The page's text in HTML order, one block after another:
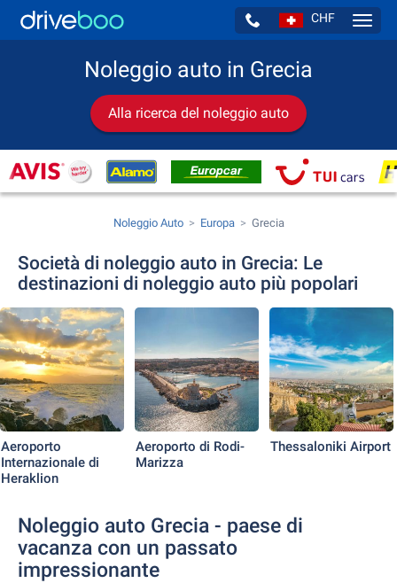
CHF
Noleggio auto in Grecia
Alla ricerca del noleggio auto
Noleggio Auto Europa Grecia
Società di noleggio auto in Grecia: Le
destinazioni di noleggio auto più popolari
Aeroporto
Internazionale di
Heraklion
Aeroporto di Rodi-
Marizza
Thessaloniki Airport
Noleggio auto Grecia - paese di
vacanza con un passato
impressionante